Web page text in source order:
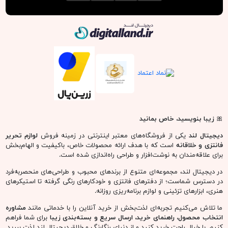
🎀زیبا بنویسید، خاص بمانید
دیجیتال لند یکی از فروشگاه‌های معتبر اینترنتی در زمینه فروش لوازم تحریر
فانتزی و خلاقانه است که با هدف ارائه محصولات خاص، باکیفیت و الهام‌بخش
برای علاقه‌مندان به نوشت‌افزار و طراحی راه‌اندازی شده است.
در دیجیتال لند، مجموعه‌ای متنوع از برندهای محبوب و طراحی‌های منحصربه‌فرد
در دسترس شماست؛ از دفترهای فانتزی و خودکارهای رنگی گرفته تا استیکرهای
هنری، ابزارهای تزئینی و لوازم برنامه‌ریزی روزانه.
ما تلاش می‌کنیم تجربه‌ای لذت‌بخش از خرید آنلاین را با خدماتی مانندمشاوره
انتخاب محصول، راهنمای خرید، ارسال سریع و بسته‌بندی زیبا برای شما فراهم